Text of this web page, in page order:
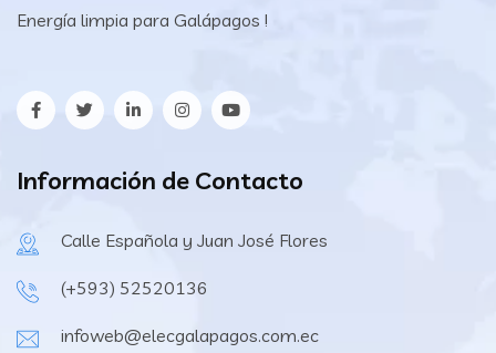
Energía limpia para Galápagos !
Información de Contacto
Calle Española y Juan José Flores
(+593) 52520136
infoweb@elecgalapagos.com.ec